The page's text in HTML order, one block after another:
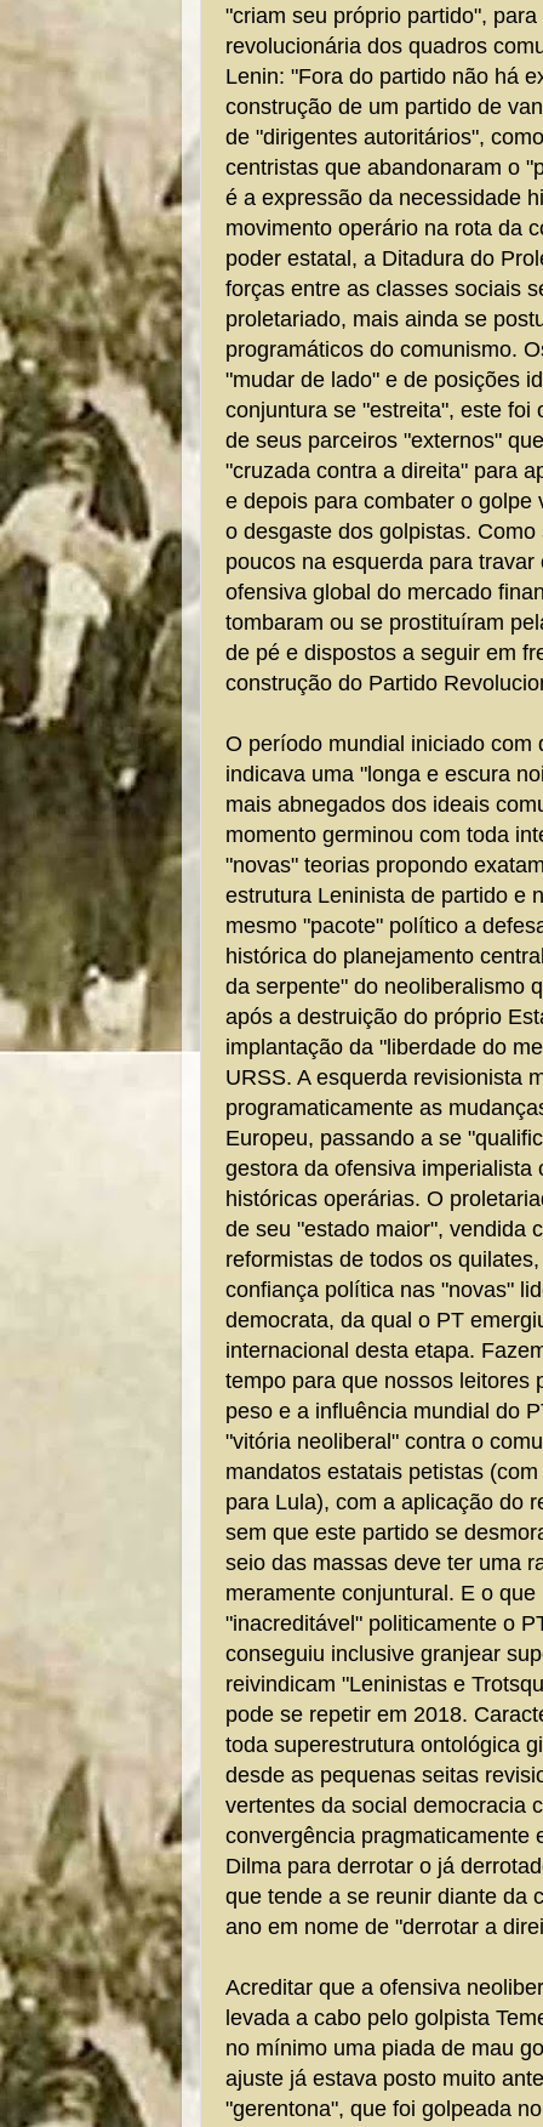
"criam seu próprio partido",
revolucionária dos quadros
Lenin: "Fora do partido não há
construção de um partido de
de "dirigentes autoritários",
centristas que abandonaram o
é a expressão da necessidade
movimento operário na rota da
poder estatal, a Ditadura do
forças entre as classes sociais
proletariado, mais ainda se
programáticos do comunismo.
"mudar de lado" e de posições
conjuntura se "estreita", este foi
de seus parceiros "externos"
"cruzada contra a direita" para
e depois para combater o golpe
o desgaste dos golpistas.
poucos na esquerda para
ofensiva global do mercado
tombaram ou se prostituíram
de pé e dispostos a seguir em
construção do Partido
O período mundial iniciado com
indicava uma "longa e escura
mais abnegados dos ideais
momento germinou com toda
"novas" teorias propondo
estrutura Leninista de partido e
mesmo "pacote" político a
histórica do planejamento
da serpente" do neoliberalismo
após a destruição do próprio
implantação da "liberdade do
URSS. A esquerda revisionista
programaticamente as
Europeu, passando a se
gestora da ofensiva imperialista
históricas operárias. O
de seu "estado maior", vendida
reformistas de todos os
confiança política nas "novas"
democrata, da qual o PT
internacional desta etapa.
tempo para que nossos leitores
peso e a influência mundial do
"vitória neoliberal" contra o
mandatos estatais petistas
para Lula), com a aplicação do
sem que este partido se
seio das massas deve ter uma
meramente conjuntural. E o
"inacreditável" politicamente o
conseguiu inclusive granjear
reivindicam "Leninistas e
pode se repetir em 2018.
toda superestrutura ontológica
desde as pequenas seitas
vertentes da social democracia
convergência pragmaticamente
Dilma para derrotar o já
que tende a se reunir diante da
ano em nome de "derrotar a
Acreditar que a ofensiva
levada a cabo pelo golpista
no mínimo uma piada de mau
ajuste já estava posto muito
"gerentona", que foi golpeada